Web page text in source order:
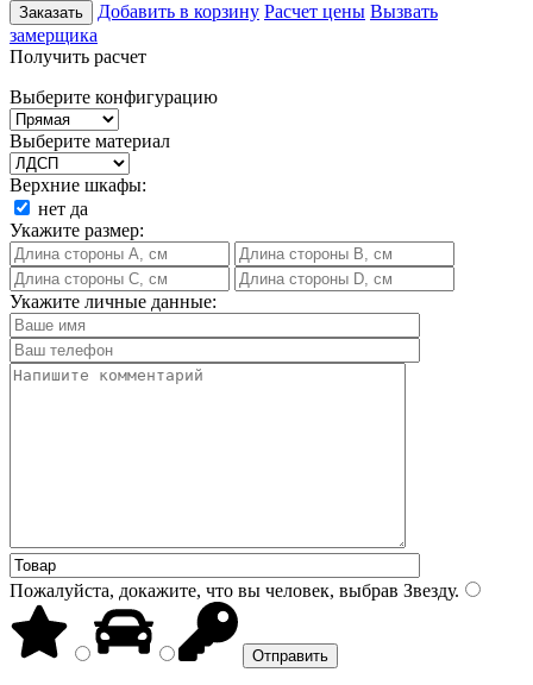
Заказать Добавить в корзину Расчет цены Вызвать
замерщика
Получить расчет
Выберите конфигурацию
Выберите материал
Верхние шкафы:
нет да
Укажите размер:
Укажите личные данные:
Пожалуйста, докажите, что вы человек, выбрав Звезду.